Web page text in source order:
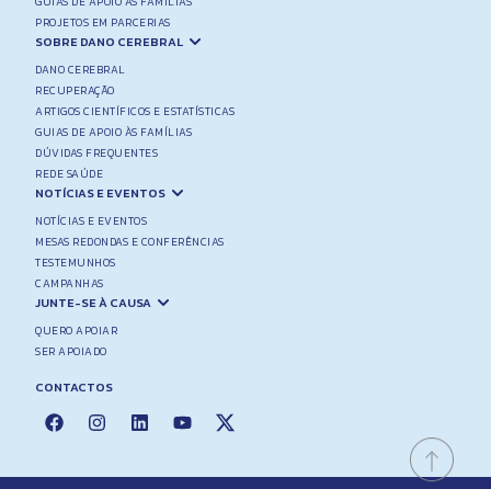
PROJETOS EM PARCERIAS
SOBRE DANO CEREBRAL
DANO CEREBRAL
RECUPERAÇÃO
ARTIGOS CIENTÍFICOS E ESTATÍSTICAS
GUIAS DE APOIO ÀS FAMÍLIAS
DÚVIDAS FREQUENTES
REDE SAÚDE
NOTÍCIAS E EVENTOS
NOTÍCIAS E EVENTOS
MESAS REDONDAS E CONFERÊNCIAS
TESTEMUNHOS
CAMPANHAS
JUNTE-SE À CAUSA
QUERO APOIAR
SER APOIADO
CONTACTOS